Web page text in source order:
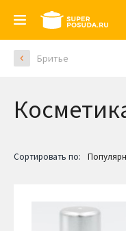
Бритье
Сортировать по: